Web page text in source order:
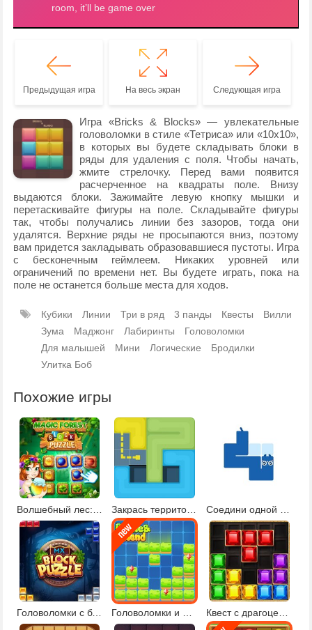
Предыдущая игра На весь экран Следующая игра
Игра «Bricks & Blocks» — увлекательные
головоломки в стиле «Тетриса» или «10х10»,
в которых вы будете складывать блоки в
ряды для удаления с поля. Чтобы начать,
жмите стрелочку. Перед вами появится
расчерченное на квадраты поле. Внизу
выдаются блоки. Зажимайте левую кнопку мышки и
перетаскивайте фигуры на поле. Складывайте фигуры
так, чтобы получались линии без зазоров, тогда они
удалятся. Верхние ряды не просыпаются вниз, поэтому
вам придется закладывать образовавшиеся пустоты. Игра
с бесконечным геймлеем. Никаких уровней или
ограничений по времени нет. Вы будете играть, пока на
поле не останется больше места для ходов.
Кубики Линии Три в ряд 3 панды Квесты
Вилли
Зума
Маджонг Лабиринты
Головоломки
Для малышей
Мини Логические
Бродилки
Улитка Боб
Похожие игры
Закрась территорию
Головоломки с блоками 2 Квест с драгоценными камнями